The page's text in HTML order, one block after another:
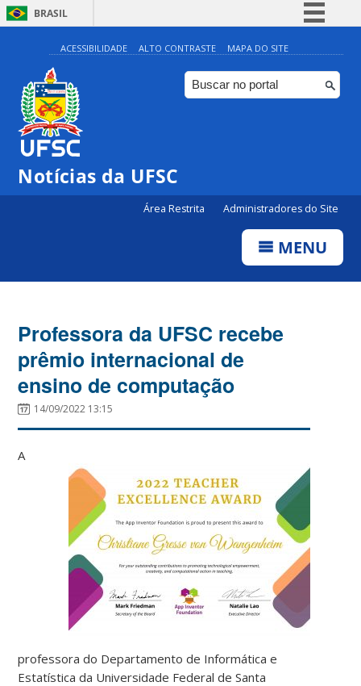
BRASIL
Simplifique!
Comunica BR
Participe
ACESSIBILIDADE ALTO CONTRASTE MAPA DO SITE
Notícias da UFSC
Área Restrita Administradores do Site
MENU
Professora da UFSC recebe
prêmio internacional de
ensino de computação
14/09/2022 13:15
A
professora do Departamento de Informática e
Estatística da Universidade Federal de Santa